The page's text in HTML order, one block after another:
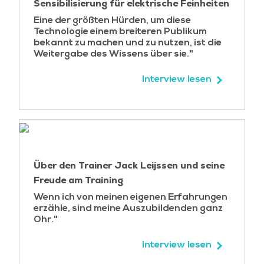
Gründen immer noch notwendig sein. Eine
Alternative ist die Auswahl eines ICs von einem
anderen Anbieter. Das gesamte Lagen-Spektrum,
bis zu 32 Lagen, wird diskutiert.
Reflexion, Klingeln, Übertragungsleitungen,
Simulation von Hochgeschwindigkeitsnetzen;
Stromversorgungsintegrität:
Hochgeschwindigkeitsstromverteilung,
Topologie der Stromversorgungsebenen,
Planung des Leiterplattenaufbaus,
Bypass-Kondensatoren, eingebettete passive
Sensibilisierung für elektrische Feinheiten
Eine der größten Hürden, um diese
Technologie einem breiteren Publikum
bekannt zu machen und zu nutzen, ist die
Weitergabe des Wissens über sie."
Interview lesen
Über den Trainer Jack Leijssen und seine
Freude am Training
Wenn ich von meinen eigenen Erfahrungen
erzähle, sind meine Auszubildenden ganz
Ohr."
Interview lesen